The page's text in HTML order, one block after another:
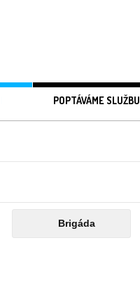
POPTÁVÁME SLUŽBU
Brigáda